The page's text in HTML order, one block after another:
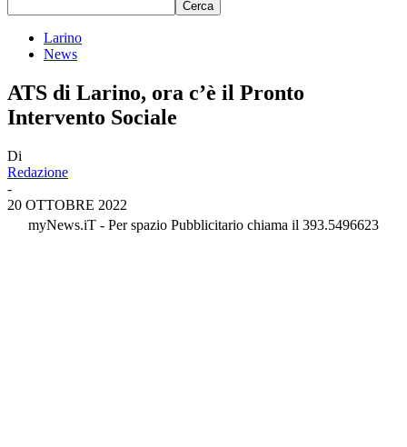
Larino
News
ATS di Larino, ora c’è il Pronto
Intervento Sociale
Di
Redazione
-
20 OTTOBRE 2022
myNews.iT - Per spazio Pubblicitario chiama il 393.5496623